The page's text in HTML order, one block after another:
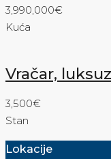
3,990,000€
Kuća
Vračar,
3,500€
Stan
Lokacije